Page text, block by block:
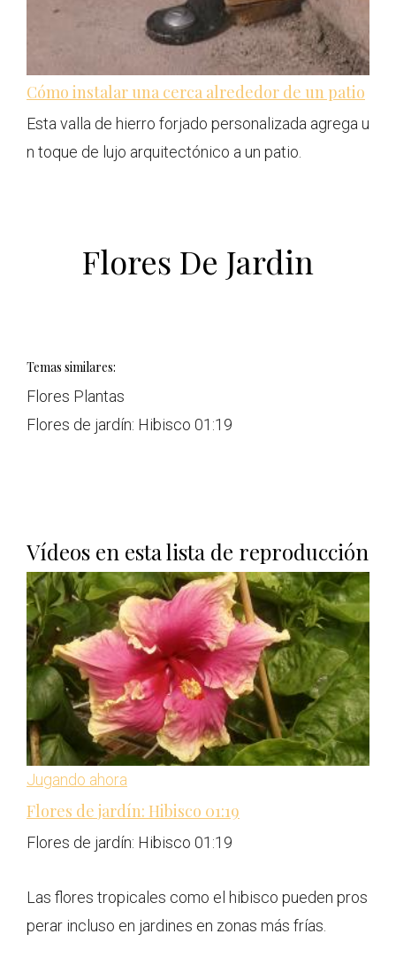
Cómo instalar una cerca alrededor de un patio
Esta valla de hierro forjado personalizada agrega u
n toque de lujo arquitectónico a un patio.
Flores De Jardin
Temas similares:
Flores Plantas
Flores de jardín: Hibisco 01:19
Vídeos en esta lista de reproducción
Jugando ahora
Flores de jardín: Hibisco 01:19
Flores de jardín: Hibisco 01:19
Las flores tropicales como el hibisco pueden pros
perar incluso en jardines en zonas más frías.